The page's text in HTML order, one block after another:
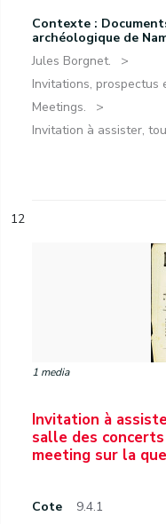
Contexte :
archéologique de
Jules Borgnet.
Invitations, prospectus
Meetings.
Invitation à assister,
12
1 media
Invitation à
salle des
meeting sur la
Cote 9.4.1